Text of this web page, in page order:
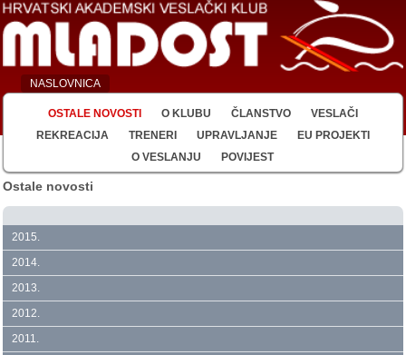
NASLOVNICA
OSTALE NOVOSTI O KLUBU ČLANSTVO
VESLAČI
REKREACIJA
TRENERI UPRAVLJANJE
EU PROJEKTI
O VESLANJU
POVIJEST
Ostale novosti
2015.
2014.
2013.
2012.
2011.